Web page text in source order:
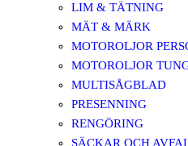
LIM & TÄTNING
MÄT & MÄRK
MOTOROLJOR
MOTOROLJOR
MULTISÅGBLAD
PRESENNING
RENGÖRING
SÄCKAR OCH